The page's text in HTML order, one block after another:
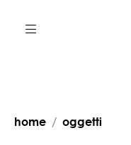
home oggetti